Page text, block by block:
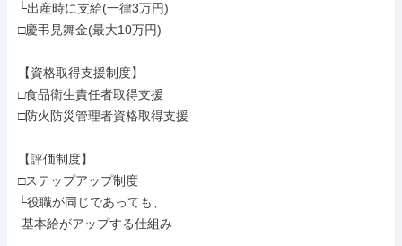
└出産時に支給(一律3万円)
□慶弔見舞金(最大10万円)
【資格取得支援制度】
□食品衛生責任者取得支援
□防火防災管理者資格取得支援
【評価制度】
□ステップアップ制度
└役職が同じであっても、